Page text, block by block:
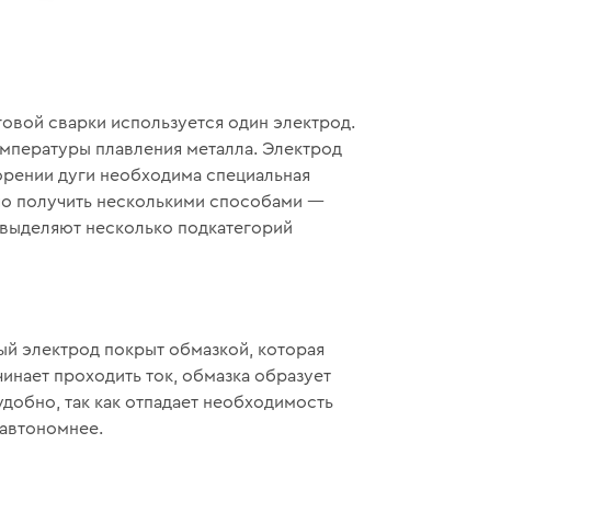
сварки используется один электрод.
плавления металла. Электрод
дуги необходима специальная
получить несколькими способами —
несколько подкатегорий
электрод покрыт обмазкой, которая
проходить ток, обмазка образует
так как отпадает необходимость